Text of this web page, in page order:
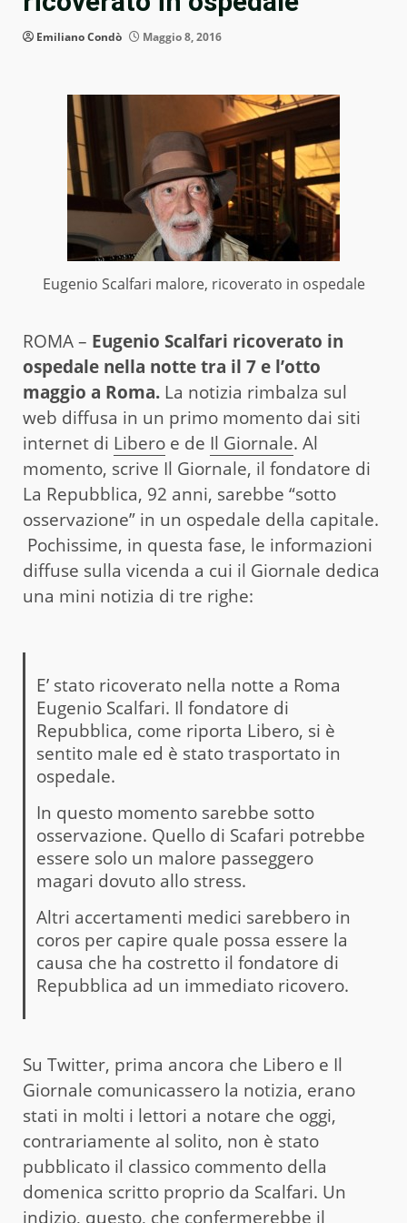
Emiliano Condò Maggio 8, 2016
Eugenio Scalfari malore, ricoverato in ospedale
ROMA – Eugenio Scalfari ricoverato in
ospedale nella notte tra il 7 e l’otto
maggio a Roma. La notizia rimbalza sul
web diffusa in un primo momento dai siti
internet di Libero e de Il Giornale. Al
momento, scrive Il Giornale, il fondatore di
La Repubblica, 92 anni, sarebbe “sotto
osservazione” in un ospedale della capitale.
Pochissime, in questa fase, le informazioni
diffuse sulla vicenda a cui il Giornale dedica
una mini notizia di tre righe:
E’ stato ricoverato nella notte a Roma
Eugenio Scalfari. Il fondatore di
Repubblica, come riporta Libero, si è
sentito male ed è stato trasportato in
ospedale.
In questo momento sarebbe sotto
osservazione. Quello di Scafari potrebbe
essere solo un malore passeggero
magari dovuto allo stress.
Altri accertamenti medici sarebbero in
coros per capire quale possa essere la
causa che ha costretto il fondatore di
Repubblica ad un immediato ricovero.
Su Twitter, prima ancora che Libero e Il
Giornale comunicassero la notizia, erano
stati in molti i lettori a notare che oggi,
contrariamente al solito, non è stato
pubblicato il classico commento della
domenica scritto proprio da Scalfari. Un
indizio, questo, che confermerebbe il